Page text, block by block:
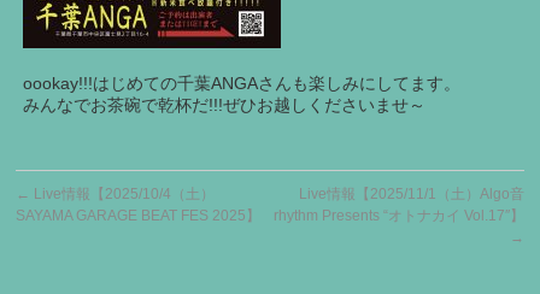
oookay!!!はじめての千葉ANGAさんも楽しみにしてます。
みんなでお茶碗で乾杯だ!!!ぜひお越しくださいませ～
← Live情報【2025/10/4（土）
SAYAMA GARAGE BEAT FES 2025】
Live情報【2025/11/1（土）Algo音
rhythm Presents “オトナカイ Vol.17″】
→